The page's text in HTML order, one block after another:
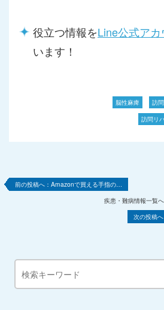
役立つ情報をLine公式アカ
います！
脳性麻痺 訪
訪問リ
Amazonで買える手指の…
疾患・難病情報一覧へ